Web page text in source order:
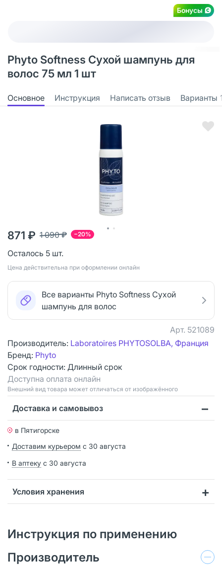
Бонусы
Phyto Softness Сухой шампунь для
волос 75 мл 1 шт
Основное Инструкция Написать отзыв Варианты
−20%
1 090 ₽
871 ₽
Осталось 5 шт.
Цена действительна при оформлении онлайн
Все варианты Phyto Softness Сухой
шампунь для волос
Арт. 521089
Производитель: Laboratoires PHYTOSOLBA, Франция
Бренд: Phyto
Срок годности: Длинный срок
Доступна оплата онлайн
Bнешний вид товара может отличаться от изображённого
Доставка и самовывоз
в Пятигорске
Доставим курьером с 30 августа
В аптеку с 30 августа
Условия хранения
Инструкция по применению
Производитель